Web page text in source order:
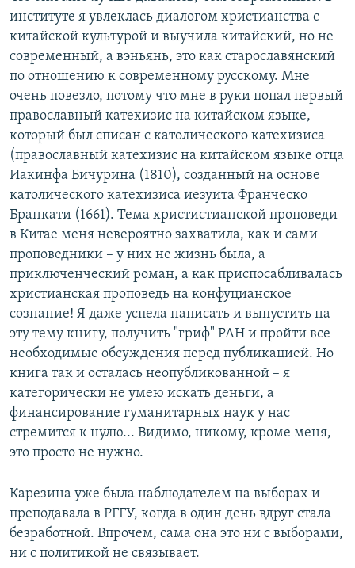
институте я увлеклась диалогом христианства с
китайской культурой и выучила китайский, но не
современный, а вэньянь, это как старославянский
по отношению к современному русскому. Мне
очень повезло, потому что мне в руки попал первый
православный катехизис на китайском языке,
который был списан с католического катехизиса
(православный катехизис на китайском языке отца
Иакинфа Бичурина (1810), созданный на основе
католического катехизиса иезуита Франческо
Бранкати (1661). Тема христистианской проповеди
в Китае меня невероятно захватила, как и сами
проповедники – у них не жизнь была, а
приключенческий роман, а как приспосабливалась
христианская проповедь на конфуцианское
сознание! Я даже успела написать и выпустить на
эту тему книгу, получить "гриф" РАН и пройти все
необходимые обсуждения перед публикацией. Но
книга так и осталась неопубликованной – я
категорически не умею искать деньги, а
финансирование гуманитарных наук у нас
стремится к нулю... Видимо, никому, кроме меня,
это просто не нужно.
Карезина уже была наблюдателем на выборах и
преподавала в РГГУ, когда в один день вдруг стала
безработной. Впрочем, сама она это ни с выборами,
ни с политикой не связывает.